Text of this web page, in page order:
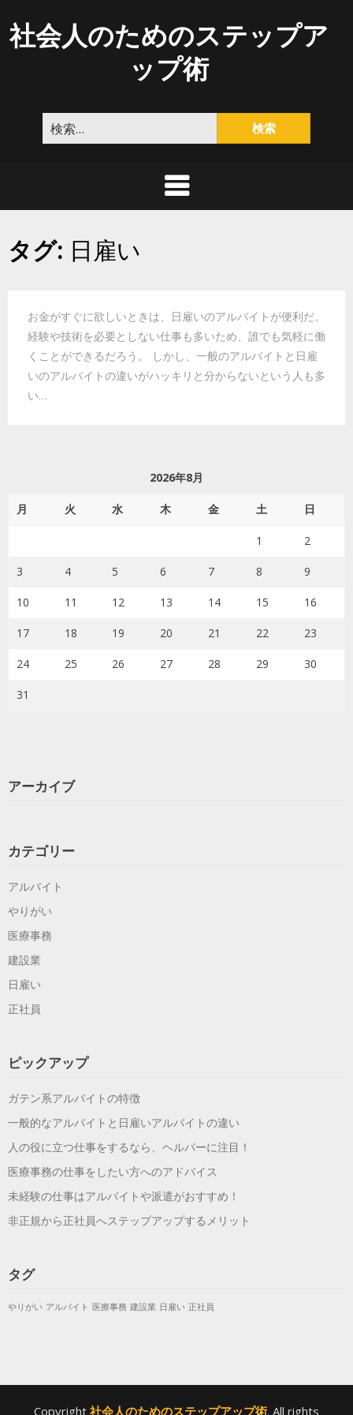
to
content
社会人のためのステップア
ップ術
索:
タグ: 日雇い
お金がすぐに欲しいときは、日雇いのアルバイトが便利だ。
経験や技術を必要としない仕事も多いため、誰でも気軽に働
くことができるだろう。 しかし、一般のアルバイトと日雇
いのアルバイトの違いがハッキリと分からないという人も多
い…
2026年8月
月 火 水 木 金 土 日
1 2
3 4 5 6 7 8 9
10 11 12 13 14 15 16
17 18 19 20 21 22 23
24 25 26 27 28 29 30
31
アーカイブ
カテゴリー
アルバイト
やりがい
医療事務
建設業
日雇い
正社員
ピックアップ
ガテン系アルバイトの特徴
一般的なアルバイトと日雇いアルバイトの違い
人の役に立つ仕事をするなら、ヘルパーに注目！
医療事務の仕事をしたい方へのアドバイス
未経験の仕事はアルバイトや派遣がおすすめ！
非正規から正社員へステップアップするメリット
タグ
やりがい アルバイト 医療事務 建設業 日雇い 正社員
Copyright 社会人のためのステップアップ術. All rights